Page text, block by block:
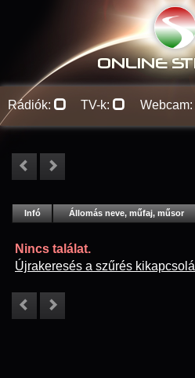
ONLINE S
Rádiók: TV-k: Webcam:
Infó Lejátszás
Állomás neve, műfaj, műsor
Nincs találat.
Újrakeresés a szűrés